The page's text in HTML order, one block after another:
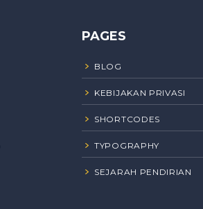
PAGES
BLOG
KEBIJAKAN PRIVASI
SHORTCODES
TYPOGRAPHY
SEJARAH PENDIRIAN